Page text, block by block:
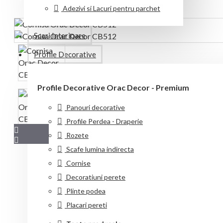
Adezivi si Lacuri pentru parchet
Scari Interioare
Profile Decorative
Profile Decorative Orac Decor - Premium
Panouri decorative
Profile Perdea - Draperie
Rozete
Scafe lumina indirecta
Cornise
Decoratiuni perete
Plinte podea
Placari pereti
Cornisa Orac Decor CB512
Dimensiuni: 200 x 9.5 x 10 cm